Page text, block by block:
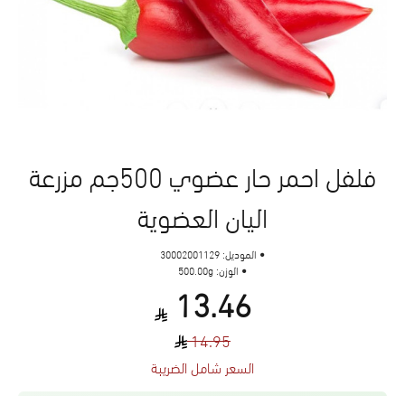
فلفل احمر حار عضوي 500جم مزرعة
اليان العضوية
14.95
13.46
السعر شامل الضريبة
الموديل: 30002001129
الوزن: 500.00g